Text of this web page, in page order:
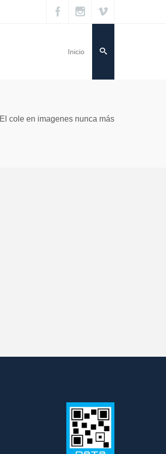
Inicio
El cole en imagenes nunca más